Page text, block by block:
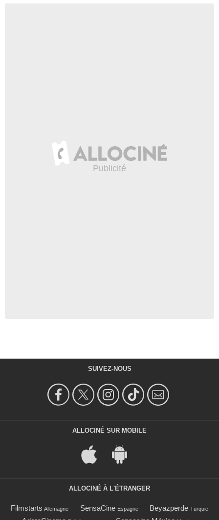
SUIVEZ-NOUS
ALLOCINÉ SUR MOBILE
ALLOCINÉ À L'ÉTRANGER
Filmstarts Allemagne SensaCine Espagne Beyazperde Turquie